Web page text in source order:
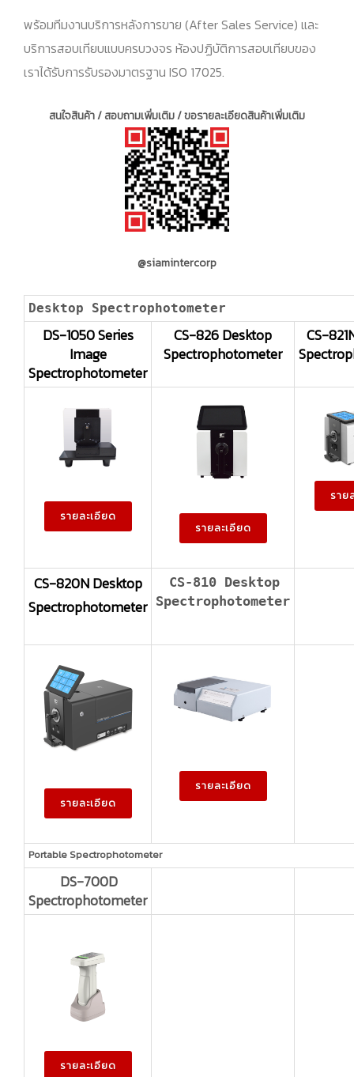
พร้อมทีมงานบริการหลังการขาย (After Sales Service) และ
บริการสอบเทียบแบบครบวงจร ห้องปฏิบัติการสอบเทียบของ
เราได้รับการรับรองมาตรฐาน ISO 17025.
สนใจสินค้า / สอบถามเพิ่มเติม / ขอรายละเอียดสินค้าเพิ่มเติม
@siamintercorp
Desktop Spectrophotometer
DS-1050 Series
Image
Spectrophotometer
CS-826 Desktop
Spectrophotometer
CS-
รายละเอียด
รายละเอียด
ราย
CS-820N Desktop
Spectrophotometer
CS-810 Desktop
Spectrophotometer
รายละเอียด
รายละเอียด
Portable Spectrophotometer
DS-700D
Spectrophotometer
รายละเอียด